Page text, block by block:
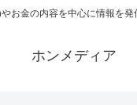
お金の内容を中心に情報を発
ホンメディア